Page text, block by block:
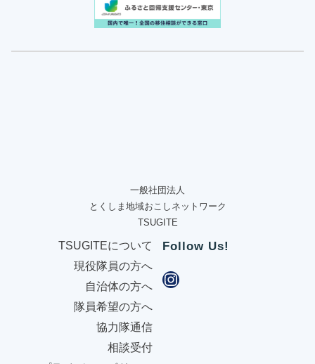
一般社団法人
とくしま地域おこしネットワーク
TSUGITE
TSUGITEについて
現役隊員の方へ
自治体の方へ
隊員希望の方へ
協力隊通信
相談受付
Follow Us!